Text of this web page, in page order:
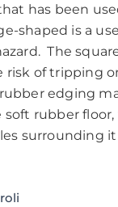
has been
shaped is a
The
risk of tripping
edging
rubber floor,
surrounding it